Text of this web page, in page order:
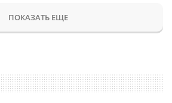
ПОКАЗАТЬ ЕЩЕ